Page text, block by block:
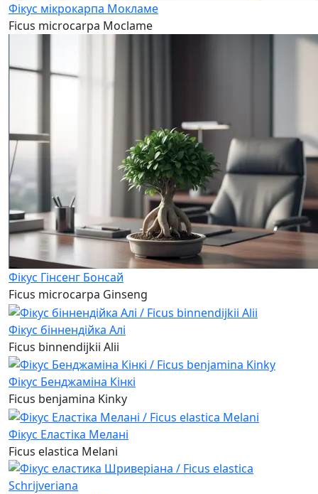
Фікус мікрокарпа Мокламе
Ficus microcarpa Moclame
Фікус Гінсенг Бонсай
Ficus microcarpa Ginseng
Фікус біннендійка Алі
Ficus binnendijkii Alii
Фікус Бенджаміна Кінкі
Ficus benjamina Kinky
Фікус Еластіка Мелані
Ficus elastica Melani